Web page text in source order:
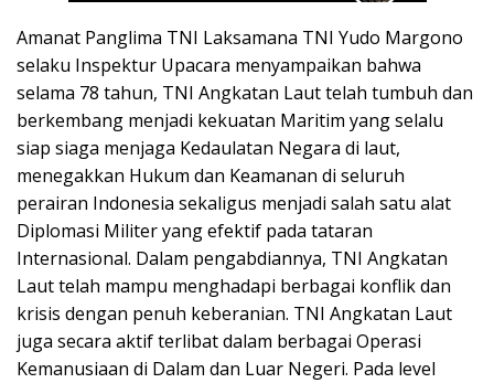
Amanat Panglima TNI Laksamana TNI Yudo Margono
selaku Inspektur Upacara menyampaikan bahwa
selama 78 tahun, TNI Angkatan Laut telah tumbuh dan
berkembang menjadi kekuatan Maritim yang selalu
siap siaga menjaga Kedaulatan Negara di laut,
menegakkan Hukum dan Keamanan di seluruh
perairan Indonesia sekaligus menjadi salah satu alat
Diplomasi Militer yang efektif pada tataran
Internasional. Dalam pengabdiannya, TNI Angkatan
Laut telah mampu menghadapi berbagai konflik dan
krisis dengan penuh keberanian. TNI Angkatan Laut
juga secara aktif terlibat dalam berbagai Operasi
Kemanusiaan di Dalam dan Luar Negeri. Pada level